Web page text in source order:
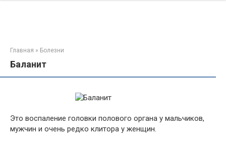
Главная » Болезни
Баланит
Это воспаление головки полового органа у мальчиков,
мужчин и очень редко клитора у женщин.